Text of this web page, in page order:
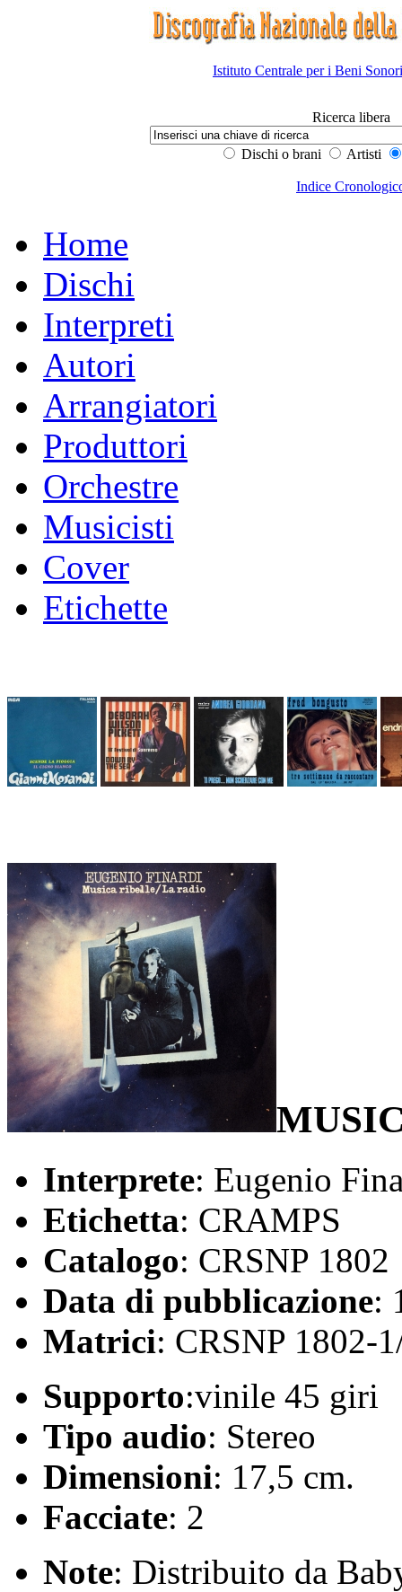
Istituto Centrale per i Beni
Ricerca libera
Dischi o brani Artisti
Indice
Home
Dischi
Interpreti
Autori
Arrangiatori
Produttori
Orchestre
Musicisti
Cover
Etichette
Interprete: Eugenio
Etichetta: CRAMPS
Catalogo: CRSNP 1802
Data di pubblicazione:
Matrici: CRSNP 1802-
Supporto:vinile 45 giri
Tipo audio: Stereo
Dimensioni: 17,5 cm.
Facciate: 2
Note: Distribuito da